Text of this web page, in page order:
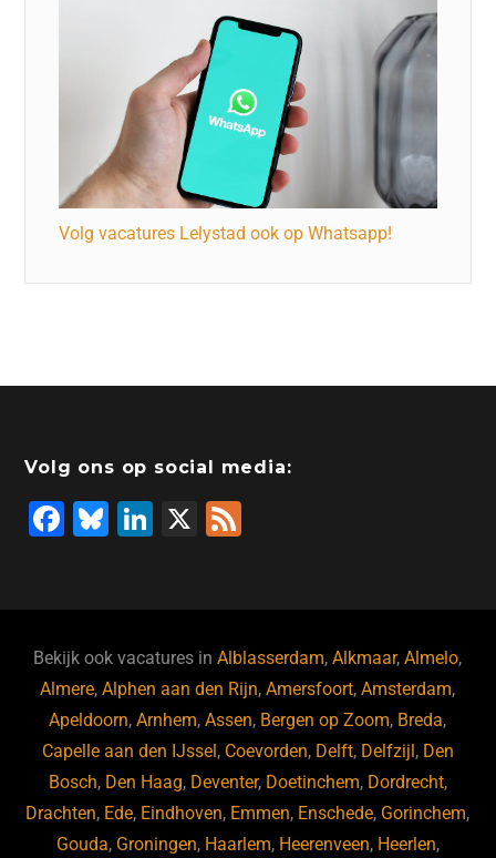
Volg vacatures Lelystad ook op Whatsapp!
Volg ons op social media:
F
b
o
o
k
Bl
ky
Li
dI
n
X
Bekijk ook vacatures inAlblasserdam,Alkmaar,Almelo,
Almere,Alphen aan den Rijn,Amersfoort,Amsterdam,
Apeldoorn,Arnhem,Assen, Bergen op Zoom, Breda,
Capelle aan den IJssel, Coevorden, Delft, Delfzijl, Den
Bosch, Den Haag, Deventer, Doetinchem, Dordrecht,
Drachten, Ede, Eindhoven, Emmen, Enschede, Gorinchem,
Gouda, Groningen, Haarlem, Heerenveen, Heerlen,